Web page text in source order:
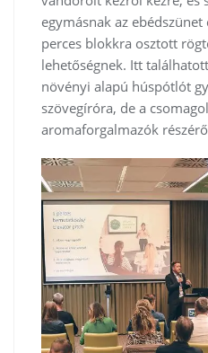
egymásnak az
perces blokkra osztott
lehetőségnek. Itt
növényi alapú húspótlót
szövegíróra, de a
aromaforgalmazók